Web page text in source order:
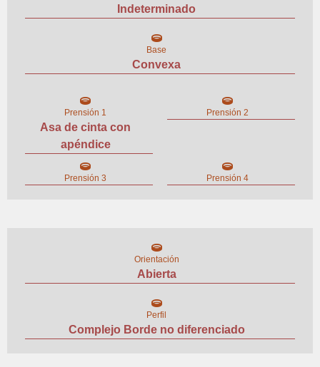
Indeterminado
Base
Convexa
Prensión 1
Asa de cinta con
apéndice
Prensión 2
Prensión 3 Prensión 4
Orientación
Abierta
Perfil
Complejo Borde no diferenciado